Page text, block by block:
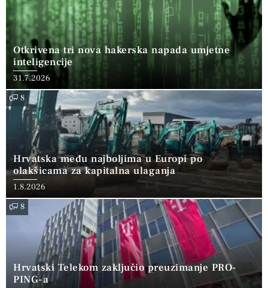
Otkrivena tri nova hakerska napada umjetne
inteligencije
31.7.2026
8
Hrvatska među najboljima u Europi po
olakšicama za kapitalna ulaganja
1.8.2026
8
Hrvatski Telekom zaključio preuzimanje PRO-
PING-a